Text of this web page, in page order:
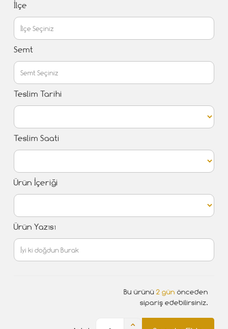
İlçe
Semt
Teslim Tarihi
Teslim Saati
Ürün İçeriği
Ürün Yazısı
Bu ürünü 2 gün önceden
sipariş edebilirsiniz.